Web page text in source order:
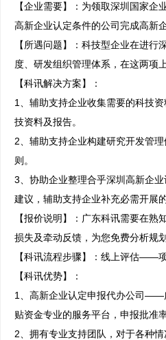
【企业需要】：为领取深圳国家
高新企业认定条件的公司完成高新
【所遇问题】：科技型企业在进
度、研发组织管理体系，在这两项
【科讯解决方案】：
1、辅助支持企业收集需要的科技
技资料及报告。
2、辅助支持企业构建研究开发管
则。
3、协助企业整理合乎深圳高新企
建议，辅助支持企业补充必需开展
【报价说明】：广东科讯需要在
损失及牵动反馈，为您免费分析规
【科讯流程步骤】：线上评估
【科讯优势】：
1、高新企业认定申报代办公司——
贴资金专业的服务平台，申报批准
2、拥有专业支持团队，对于各种